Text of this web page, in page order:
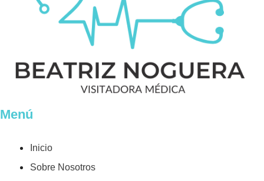
Menú
Inicio
Sobre Nosotros